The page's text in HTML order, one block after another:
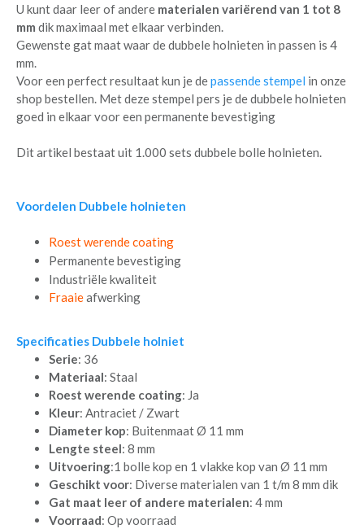
U kunt daar leer of andere materialen variërend van 1 tot 8
mm dik maximaal met elkaar verbinden.
Gewenste gat maat waar de dubbele holnieten in passen is 4
mm.
Voor een perfect resultaat kun je depassende stempel in onze
shop bestellen. Met deze stempel pers je de dubbele holnieten
goed in elkaar voor een permanente bevestiging
Dit artikel bestaat uit 1.000 sets dubbele bolle holnieten.
Voordelen Dubbele holnieten
Roest werende coating
Permanente bevestiging
Industriële kwaliteit
Fraaieafwerking
Specificaties Dubbele holniet
Serie: 36
Materiaal: Staal
Roest werende coating: Ja
Kleur: Antraciet / Zwart
Diameter kop: Buitenmaat Ø 11 mm
Lengte steel: 8 mm
Uitvoering:1 bolle kop en 1 vlakke kop van Ø 11 mm
Geschikt voor: Diverse materialen van 1 t/m 8 mm dik
Gat maat leer of andere materialen: 4 mm
Voorraad: Op voorraad